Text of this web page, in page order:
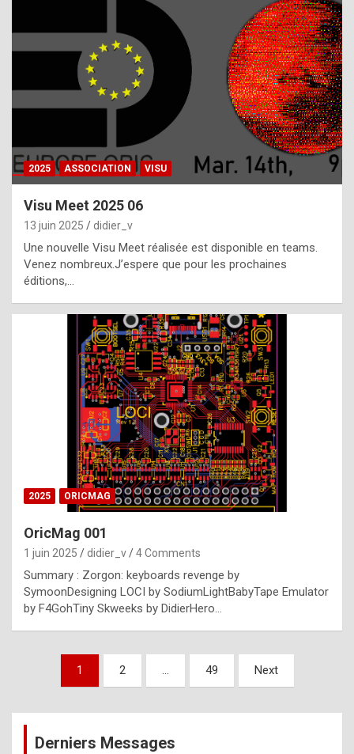
h
a
t
t
e
b
e
s
t
p
h
o
n
y
l
e
x
a
2025 ASSOCIATION VISU
Visu Meet 2025 06
13 juin 2025 didier_v
Une nouvelle Visu Meet réalisée est disponible en teams.
Venez nombreux.J’espere que pour les prochaines
éditions,…
2025 ORICMAG
OricMag 001
1 juin 2025 didier_v 4 Comments
Summary : Zorgon: keyboards revenge by
SymoonDesigning LOCI by SodiumLightBabyTape Emulator
by F4GohTiny Skweeks by DidierHero…
Pagination
publications
1 2 … 49 Next
Derniers Messages